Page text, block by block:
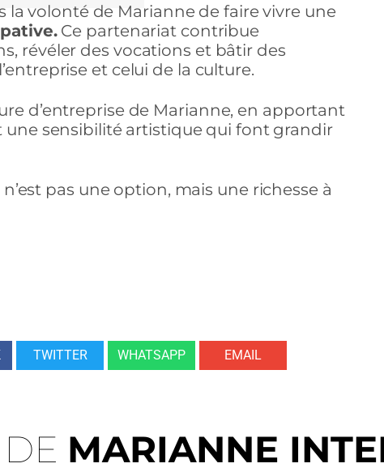
la volonté de Marianne de faire vivre une
Ce partenariat contribue
révéler des vocations et bâtir des
et celui de la culture.
d’entreprise de Marianne, en apportant
une sensibilité artistique qui font grandir
pas une option, mais une richesse à
TWITTER WHATSAPP EMAIL
MARIANNE